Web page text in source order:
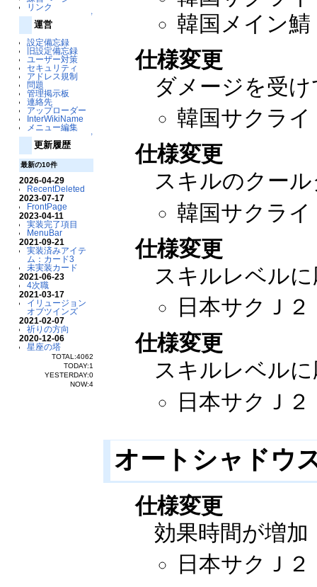
リンク
↑
運営
設定備忘録
旧設定備忘録
ユーザー対策
セキュリティ
アドレス規制
問題
管理掲示板
連絡先
アップローダー
InterWikiName
メニュー編集
↑
更新履歴
最新の10件
2026-04-29
RecentDeleted
2023-07-17
FrontPage
2023-04-11
実装完了項目
MenuBar
2021-09-21
実装済みアイテ
ム：カード3
未実装カード
2021-06-23
4次職
2021-03-17
イリュージョン
オブツインズ
2021-02-07
祈りの方向
2020-12-06
星座の塔
TOTAL:4062
TODAY:1
YESTERDAY:0
NOW:4
韓国メイン鯖
仕様変更
ダメージを受
韓国サクライ
仕様変更
スキルのクー
韓国サクライ
仕様変更
スキルレベル
日本サクＪ
仕様変更
スキルレベル
日本サクＪ
オートシャドウ
仕様変更
効果時間が増加
日本サクＪ